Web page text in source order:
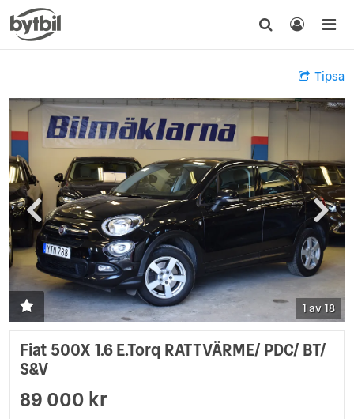
Tipsa
1 av 18
Fiat 500X 1.6 E.Torq RATTVÄRME/ PDC/ BT/
S&V
89 000 kr